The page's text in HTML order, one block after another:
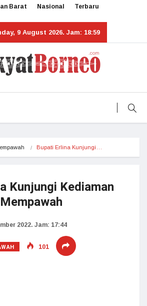
Barat Nasional Terbaru
9 August 2026. Jam: 18:59
Bupati Erlina Kunjungi…
Kunjungi Kediaman
2022. Jam: 17:44
101